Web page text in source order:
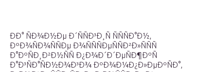
ÐÐ° ÑÐ¾Ð½Ðµ Ð´ÑÑÐ³Ð¸Ñ ÑÑÑÐ°Ð½,
ÐºÐ¾ÑÐ¾ÑÑÐµ Ð¾ÑÑÑÐµÑÑÐ²Ð»ÑÑÑ
Ð°ÐºÑÐ¸Ð²Ð½ÑÑ Ð¿Ð¾Ð´Ð´ÐµÑÐ¶ÐºÑ
Ð°Ð³ÑÐ°ÑÐ½Ð¾Ð³Ð¾ ÐºÐ¾Ð¼Ð¿Ð»ÐµÐºÑÐ°,